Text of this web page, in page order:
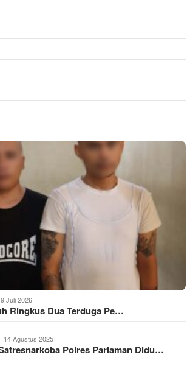
9 Juli 2026
Ringkus Dua Terduga Pe…
14 Agustus 2025
Polres Pariaman Didu…